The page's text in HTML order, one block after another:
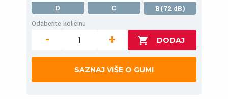
D C
B(72 dB)
Odaberite količinu
- +
SAZNAJ VIŠE O GUMI